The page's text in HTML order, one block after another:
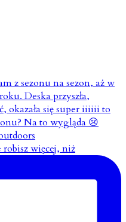
więcej, niż